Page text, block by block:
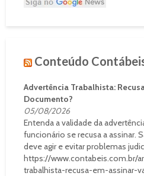
Conteúdo
Advertência Trabalhista:
Documento?
05/08/2026
Entenda a validade da
funcionário se recusa a assinar.
deve agir e evitar problemas
https://www.contabeis.com.br/
trabalhista-recusa-em-assinar-